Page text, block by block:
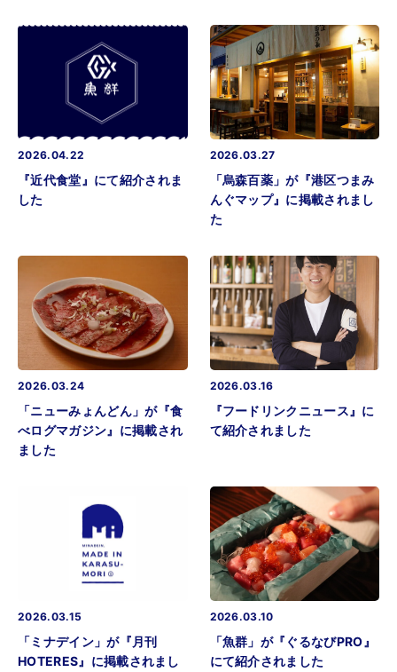
2026.04.22
『近代食堂』にて紹介されま
した
2026.03.27
「烏森百薬」が『港区つまみ
んぐマップ』に掲載されまし
た
2026.03.24
「ニューみょんどん」が『食
べログマガジン』に掲載され
ました
2026.03.16
『フードリンクニュース』に
て紹介されました
2026.03.15
「ミナデイン」が『月刊
HOTERES』に掲載されまし
2026.03.10
「魚群」が『ぐるなびPRO』
にて紹介されました